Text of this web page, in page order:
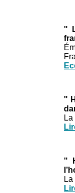
"
"
"